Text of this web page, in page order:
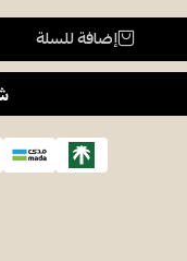
إضافة للسلة